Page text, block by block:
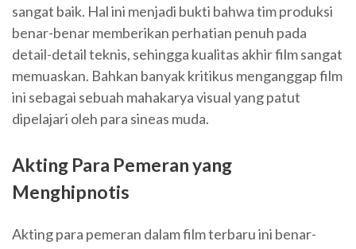
sangat baik. Hal ini menjadi bukti bahwa tim produksi
benar-benar memberikan perhatian penuh pada
detail-detail teknis, sehingga kualitas akhir film sangat
memuaskan. Bahkan banyak kritikus menganggap film
ini sebagai sebuah mahakarya visual yang patut
dipelajari oleh para sineas muda.
Akting Para Pemeran yang
Menghipnotis
Akting para pemeran dalam film terbaru ini benar-